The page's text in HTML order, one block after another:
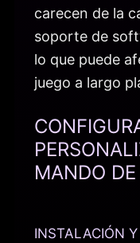
carecen de la
soporte de
lo que puede
juego a largo
MANDO
INSTALACIÓN